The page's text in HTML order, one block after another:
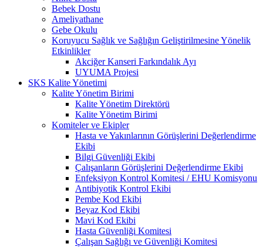
Bebek Dostu
Ameliyathane
Gebe Okulu
Koruyucu Sağlık ve Sağlığın Geliştirilmesine Yönelik
Etkinlikler
Akciğer Kanseri Farkındalık Ayı
UYUMA Projesi
SKS Kalite Yönetimi
Kalite Yönetim Birimi
Kalite Yönetim Direktörü
Kalite Yönetim Birimi
Komiteler ve Ekipler
Hasta ve Yakınlarının Görüşlerini Değerlendirme
Ekibi
Bilgi Güvenliği Ekibi
Çalışanların Görüşlerini Değerlendirme Ekibi
Enfeksiyon Kontrol Komitesi / EHU Komisyonu
Antibiyotik Kontrol Ekibi
Pembe Kod Ekibi
Beyaz Kod Ekibi
Mavi Kod Ekibi
Hasta Güvenliği Komitesi
Çalışan Sağlığı ve Güvenliği Komitesi